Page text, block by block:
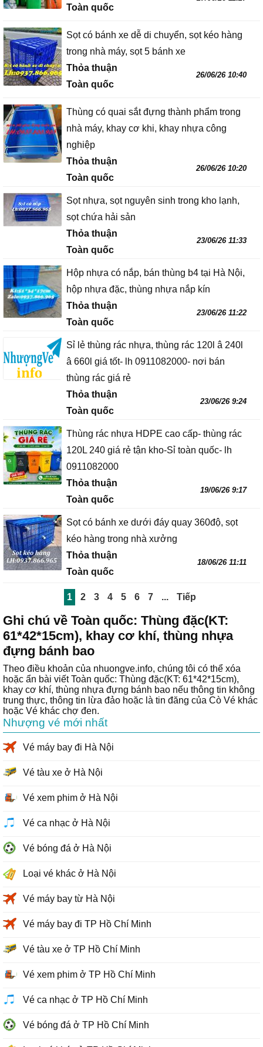
Toàn quốc
Sọt có bánh xe dễ di chuyển, sọt kéo hàng
trong nhà máy, sọt 5 bánh xe
Thỏa thuận
Toàn quốc
26/06/26 10:40
Thùng có quai sắt đựng thành phẩm trong
nhà máy, khay cơ khi, khay nhựa công
nghiệp
Thỏa thuận
Toàn quốc
26/06/26 10:20
Sọt nhựa, sọt nguyên sinh trong kho lạnh,
sọt chứa hải sản
Thỏa thuận
Toàn quốc
23/06/26 11:33
Hộp nhựa có nắp, bán thùng b4 tại Hà Nội,
hộp nhựa đặc, thùng nhựa nắp kín
Thỏa thuận
Toàn quốc
23/06/26 11:22
Sỉ lẻ thùng rác nhựa, thùng rác 120l â 240l
â 660l giá tốt- lh 0911082000- nơi bán
thùng rác giá rẻ
Thỏa thuận
Toàn quốc
23/06/26 9:24
Thùng rác nhựa HDPE cao cấp- thùng rác
120L 240 giá rẻ tận kho-Sỉ toàn quốc- lh
0911082000
Thỏa thuận
Toàn quốc
19/06/26 9:17
Sọt có bánh xe dưới đáy quay 360độ, sọt
kéo hàng trong nhà xưởng
Thỏa thuận
Toàn quốc
18/06/26 11:11
1 2 3 4 5 6 7 ... Tiếp
Ghi chú về Toàn quốc: Thùng đặc(KT:
61*42*15cm), khay cơ khí, thùng nhựa
đựng bánh bao
Theo điều khoản của nhuongve.info, chúng tôi có thể xóa
hoặc ẩn bài viết Toàn quốc: Thùng đặc(KT: 61*42*15cm),
khay cơ khí, thùng nhựa đựng bánh bao nếu thông tin không
trung thực, thông tin lừa đảo hoặc là tin đăng của Cò Vé khác
hoặc Vé khác chợ đen.
Nhượng vé mới nhất
Vé máy bay đi Hà Nội
Vé tàu xe ở Hà Nội
Vé xem phim ở Hà Nội
Vé ca nhạc ở Hà Nội
Vé bóng đá ở Hà Nội
Loại vé khác ở Hà Nội
Vé máy bay từ Hà Nội
Vé máy bay đi TP Hồ Chí Minh
Vé tàu xe ở TP Hồ Chí Minh
Vé xem phim ở TP Hồ Chí Minh
Vé ca nhạc ở TP Hồ Chí Minh
Vé bóng đá ở TP Hồ Chí Minh